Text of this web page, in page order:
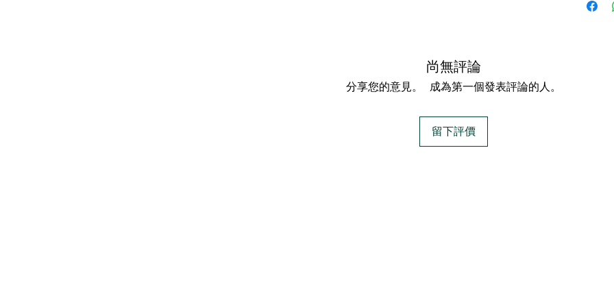
QAI
尚無評論
分享您的意見。 成為第一個發表評論的人。
留下評價